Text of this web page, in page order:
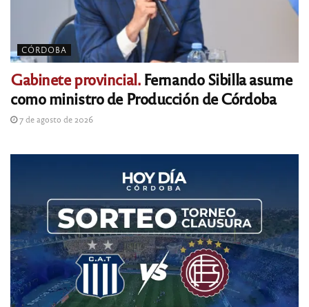
CÓRDOBA
Gabinete provincial.Fernando Sibilla asume
como ministro de Producción de Córdoba
7 de agosto de 2026